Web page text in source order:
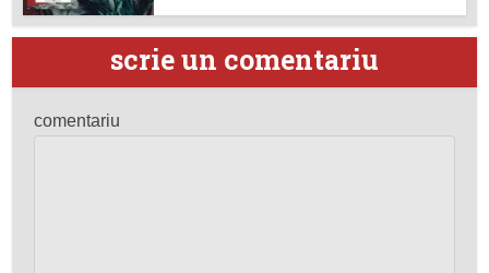
scrie un comentariu
comentariu